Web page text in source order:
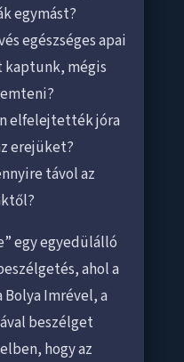
egymást?
egészséges apai
mégis
elfelejtették jóra
erejüket?
távol az
egy egyedülálló
ahol a
Imrével, a
beszélget
hogy az